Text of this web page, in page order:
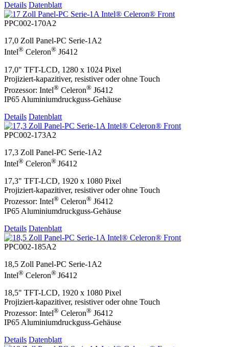
Details Datenblatt
PPC002-170A2
17,0 Zoll Panel-PC Serie-1A2
Intel® Celeron® J6412
17,0" TFT-LCD, 1280 x 1024 Pixel
Projiziert-kapazitiver, resistiver oder ohne Touch
Prozessor: Intel® Celeron® J6412
IP65 Aluminiumdruckguss-Gehäuse
Details Datenblatt
PPC002-173A2
17,3 Zoll Panel-PC Serie-1A2
Intel® Celeron® J6412
17,3" TFT-LCD, 1920 x 1080 Pixel
Projiziert-kapazitiver, resistiver oder ohne Touch
Prozessor: Intel® Celeron® J6412
IP65 Aluminiumdruckguss-Gehäuse
Details Datenblatt
PPC002-185A2
18,5 Zoll Panel-PC Serie-1A2
Intel® Celeron® J6412
18,5" TFT-LCD, 1920 x 1080 Pixel
Projiziert-kapazitiver, resistiver oder ohne Touch
Prozessor: Intel® Celeron® J6412
IP65 Aluminiumdruckguss-Gehäuse
Details Datenblatt